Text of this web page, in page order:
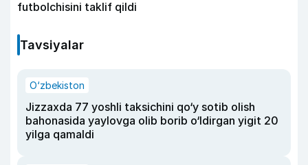
futbolchisini taklif qildi
Tavsiyalar
O‘zbekiston
Jizzaxda 77 yoshli taksichini qo‘y sotib olish
bahonasida yaylovga olib borib o‘ldirgan yigit 20
yilga qamaldi